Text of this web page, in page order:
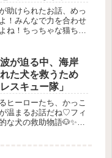
動ストーリー
助けられたお話、めっ
！みんなで力を合わせ
ね！ちっちゃな猫ちゃ
ッフが街の近くでかす
にゃー」って声に気づ
波が迫る中、海岸
た犬を救うため
スキュー隊」
ヒーローたち、かっこ
温まるお話だね♡フィ
な犬の救助物語🐶✨ク